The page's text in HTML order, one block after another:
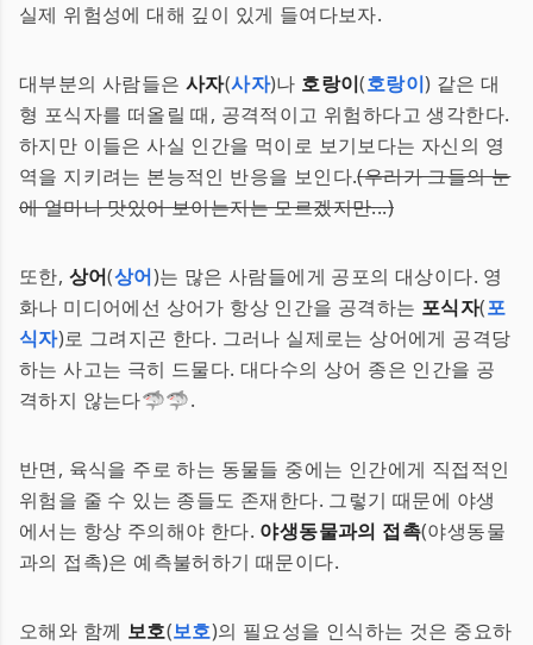
실제 위험성에 대해 깊이 있게 들여다보자.
대부분의 사람들은 사자(사자)나 호랑이(호랑이) 같은 대
형 포식자를 떠올릴 때, 공격적이고 위험하다고 생각한다.
하지만 이들은 사실 인간을 먹이로 보기보다는 자신의 영
역을 지키려는 본능적인 반응을 보인다.(우리가 그들의 눈
에 얼마나 맛있어 보이는지는 모르겠지만...)
또한, 상어(상어)는 많은 사람들에게 공포의 대상이다. 영
화나 미디어에선 상어가 항상 인간을 공격하는 포식자(포
식자)로 그려지곤 한다. 그러나 실제로는 상어에게 공격당
하는 사고는 극히 드물다. 대다수의 상어 종은 인간을 공
격하지 않는다🦈🦈.
반면, 육식을 주로 하는 동물들 중에는 인간에게 직접적인
위험을 줄 수 있는 종들도 존재한다. 그렇기 때문에 야생
에서는 항상 주의해야 한다. 야생동물과의 접촉(야생동물
과의 접촉)은 예측불허하기 때문이다.
오해와 함께 보호(보호)의 필요성을 인식하는 것은 중요하